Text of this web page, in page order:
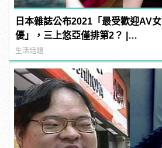
日本雜誌公布2021「最受歡迎AV女
優」，三上悠亞僅排第2？ |
manfashion這樣變型男
生活話題